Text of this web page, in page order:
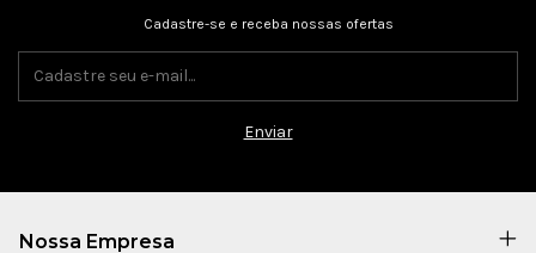
Cadastre-se e receba nossas ofertas
Nossa Empresa